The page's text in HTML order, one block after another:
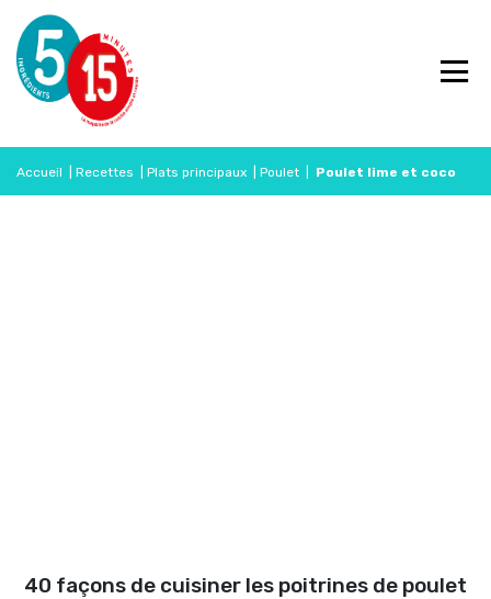
Accueil Recettes Plats principaux Poulet Poulet lime et coco
40 façons de cuisiner les poitrines de poulet